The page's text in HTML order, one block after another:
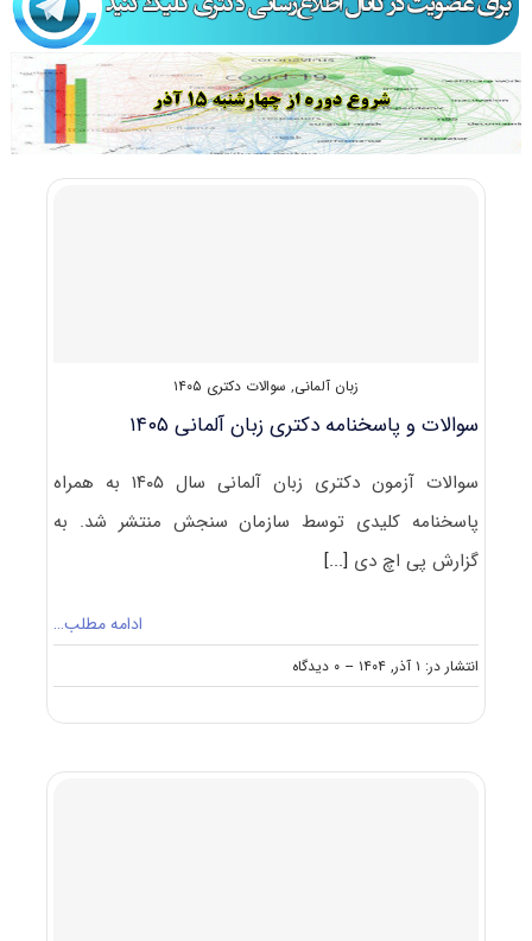
زبان آلمانی, سوالات دکتری ۱۴۰۵
سوالات و پاسخنامه دکتری زبان آلمانی ۱۴۰۵
سوالات آزمون دکتری زبان آلمانی سال ۱۴۰۵ به همراه
پاسخنامه کلیدی توسط سازمان سنجش منتشر شد. به
گزارش پی اچ دی [...]
ادامه مطلب…
انتشار در: ۱ آذر, ۱۴۰۴ -- ۰ دیدگاه
on
سوالات
زبان